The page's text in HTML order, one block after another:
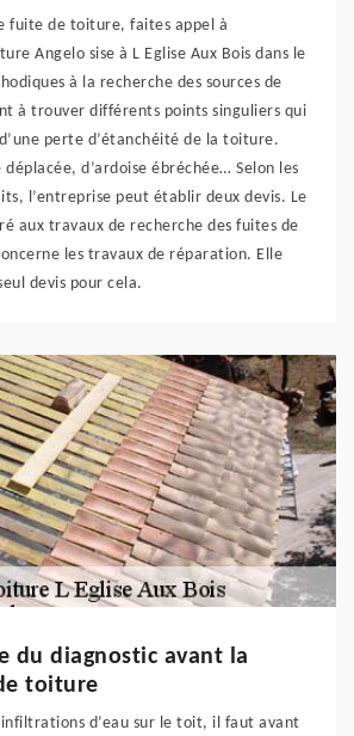
fuite de toiture, faites appel à
Angelo sise à L Eglise Aux Bois dans le
à la recherche des sources de
à trouver différents points singuliers qui
perte d’étanchéité de la toiture.
déplacée, d’ardoise ébréchée… Selon les
l’entreprise peut établir deux devis. Le
aux travaux de recherche des fuites de
les travaux de réparation. Elle
devis pour cela.
du diagnostic avant la
toiture
d’eau sur le toit, il faut avant